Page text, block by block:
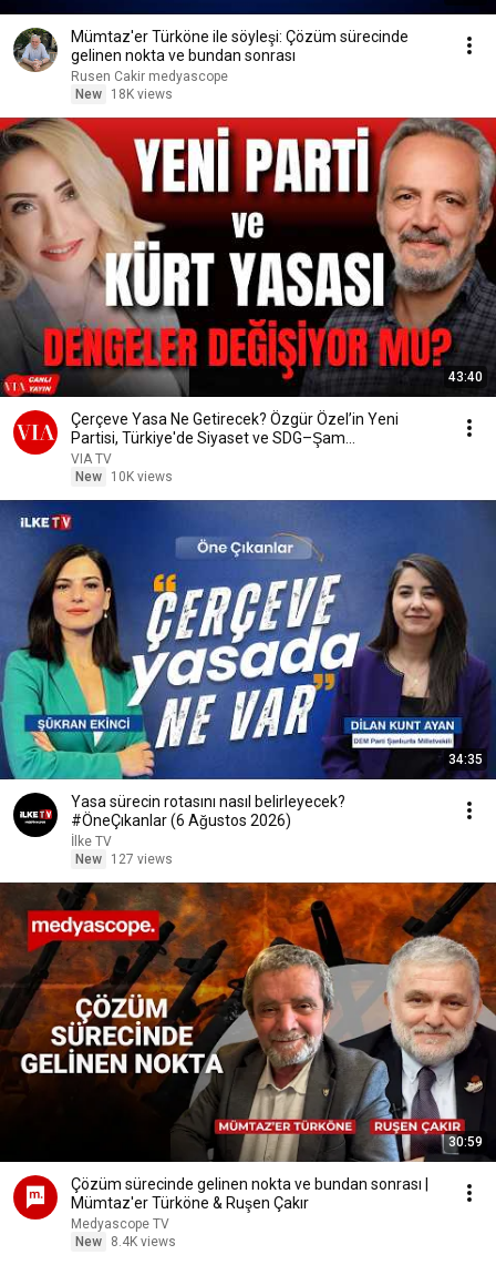
Mümtaz'er Türköne ile söyleşi: Çözüm sürecinde
gelinen nokta ve bundan sonrası
Rusen Cakir medyascope
New
18K views
43:40
Çerçeve Yasa Ne Getirecek? Özgür Özel’in Yeni
Partisi, Türkiye'de Siyaset ve SDG–Şam
Entegrasyonu
VIA TV
New
10K views
34:35
Yasa sürecin rotasını nasıl belirleyecek?
#ÖneÇıkanlar (6 Ağustos 2026)
İlke TV
New
127 views
30:59
Çözüm sürecinde gelinen nokta ve bundan sonrası |
Mümtaz'er Türköne & Ruşen Çakır
Medyascope TV
New
8.4K views